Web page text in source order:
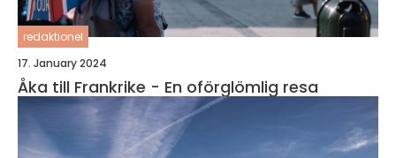
redaktionel
17. January 2024
Åka till Frankrike - En oförglömlig resa